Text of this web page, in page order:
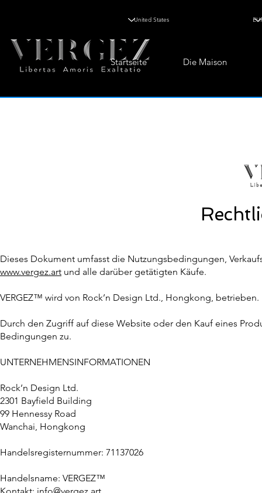
Startseite Die Maison
Dieses Dokument umfasst die Nutzungsbedingungen,
www.vergez.art und alle darüber getätigten Käufe.
VERGEZ™ wird von Rock’n Design Ltd., Hongkong, betrieben.
Durch den Zugriff auf diese Website oder den Kauf eines
Bedingungen zu.
UNTERNEHMENSINFORMATIONEN
Rock’n Design Ltd.
2301 Bayfield Building
99 Hennessy Road
Wanchai, Hongkong
Handelsregisternummer: 71137026
Handelsname: VERGEZ™